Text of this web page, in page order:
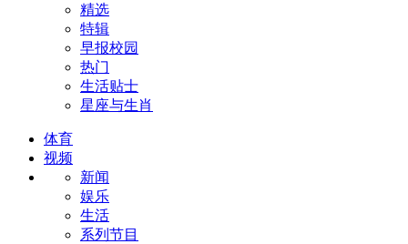
精选
特辑
早报校园
热门
生活贴士
星座与生肖
体育
视频
新闻
娱乐
生活
系列节目